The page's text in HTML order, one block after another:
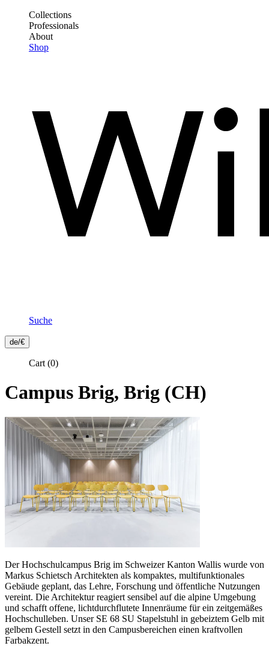
Frontend
Header
Collections
Professionals
About
Shop
Frontend
Header
Secondary
Menu
Suche
de/€
Cart (0)
Campus Brig, Brig (CH)
Der Hochschulcampus Brig im Schweizer Kanton Wallis wurde von
Markus Schietsch Architekten als kompaktes, multifunktionales
Gebäude geplant, das Lehre, Forschung und öffentliche Nutzungen
vereint. Die Architektur reagiert sensibel auf die alpine Umgebung
und schafft offene, lichtdurchflutete Innenräume für ein zeitgemäßes
Hochschulleben. Unser SE 68 SU Stapelstuhl in gebeiztem Gelb mit
gelbem Gestell setzt in den Campusbereichen einen kraftvollen
Farbakzent.